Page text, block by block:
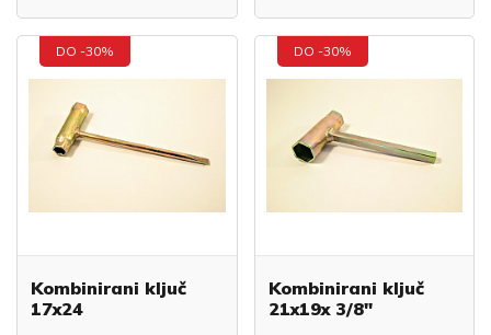
DO -30%
Kombinirani ključ
17x24
DO -30%
Kombinirani ključ
21x19x 3/8"